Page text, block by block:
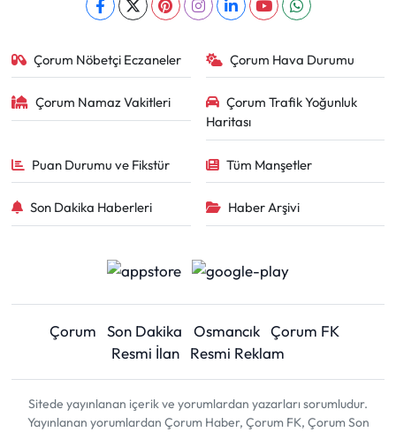
Çorum Nöbetçi Eczaneler Çorum Hava Durumu
Çorum Namaz Vakitleri
Çorum Trafik Yoğunluk
Haritası
Puan Durumu ve Fikstür Tüm Manşetler
Son Dakika Haberleri Haber Arşivi
Çorum Son Dakika Osmancık Çorum FK
Resmi İlan
Resmi Reklam
Sitede yayınlanan içerik ve yorumlardan yazarları sorumludur.
Yayınlanan yorumlardan Çorum Haber, Çorum FK, Çorum Son